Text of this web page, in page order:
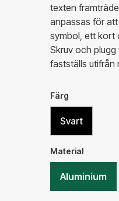
texten
anpassas för
symbol, ett kort
Skruv och
fastställs utifrån
Färg
Svart
Material
Aluminium